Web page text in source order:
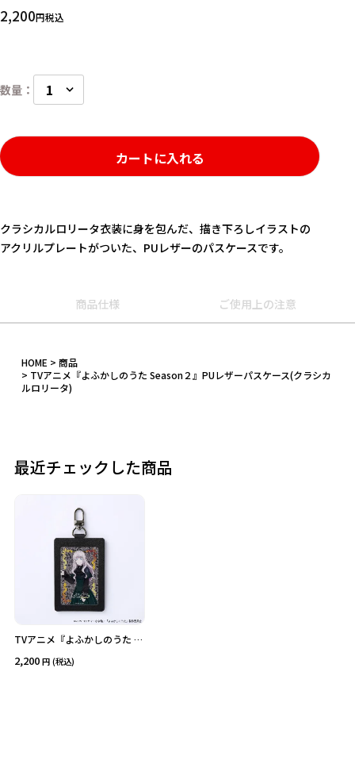
2,200 税込
カートに入れる
クラシカルロリータ衣装に身を包んだ、描き下ろしイラストの
アクリルプレートがついた、PUレザーのパスケースです。
商品仕様 ご使用上の注意
HOME
商品
TVアニメ『よふかしのうた Season２』PUレザーパスケース(クラシカ
ルロリータ)
最近チェックした商品
TVアニメ『よふかしのうた Se
(クラシカルロリータ)
2,200 (税込)
作品
価格
その他
クリア